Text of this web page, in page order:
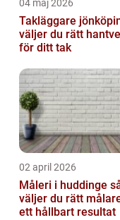
04 maj 2026
Takläggare jönköping
väljer du rätt
för ditt tak
02 april 2026
Måleri i huddinge så
väljer du rätt
ett hållbart resultat